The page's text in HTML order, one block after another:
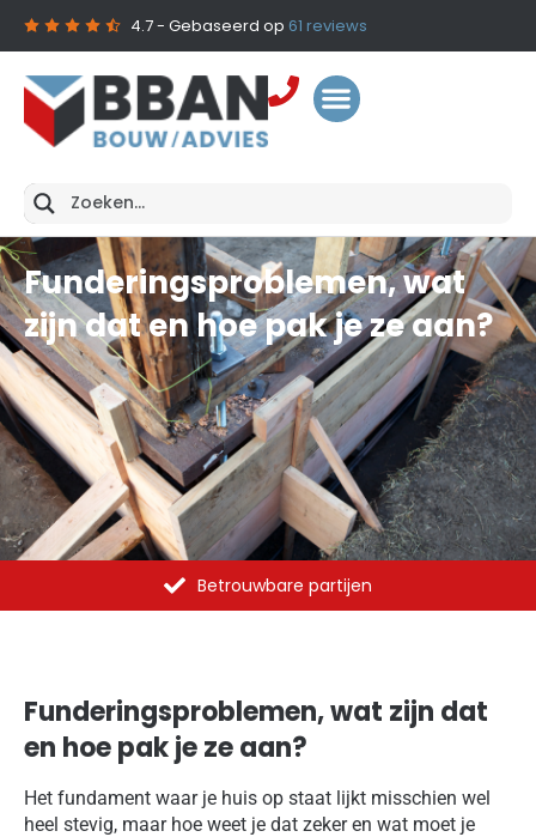
4.7- Gebaseerd op 61 reviews
Funderingsproblemen, wat
zijn dat en hoe pak je ze aan?
Betrouwbare partijen
Funderingsproblemen, wat zijn dat
en hoe pak je ze aan?
Het fundament waar je huis op staat lijkt misschien wel
heel stevig, maar hoe weet je dat zeker en wat moet je